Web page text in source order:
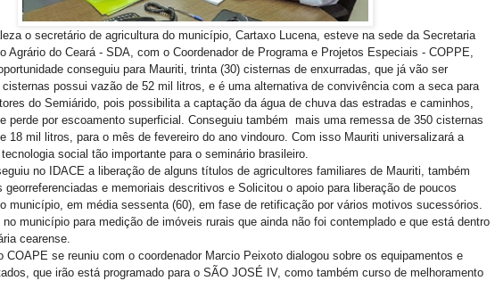
o secretário de agricultura do município, Cartaxo Lucena, esteve na sede da Secretaria
Agrário do Ceará - SDA, com o Coordenador de Programa e Projetos Especiais - COPPE,
conseguiu para Mauriti, trinta (30) cisternas de enxurradas, que já vão ser
possui vazão de 52 mil litros, e é uma alternativa de convivência com a seca para
do Semiárido, pois possibilita a captação da água de chuva das estradas e caminhos,
perde por escoamento superficial. Conseguiu também mais uma remessa de 350 cisternas
18 mil litros, para o mês de fevereiro do ano vindouro. Com isso Mauriti universalizará a
social tão importante para o seminário brasileiro.
no IDACE a liberação de alguns títulos de agricultores familiares de Mauriti, também
georreferenciadas e memoriais descritivos e Solicitou o apoio para liberação de poucos
município, em média sessenta (60), em fase de retificação por vários motivos sucessórios.
município para medição de imóveis rurais que ainda não foi contemplado e que está dentro
cearense.
COAPE se reuniu com o coordenador Marcio Peixoto dialogou sobre os equipamentos e
que irão está programado para o SÃO JOSÉ IV, como também curso de melhoramento